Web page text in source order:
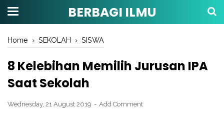
BERBAGI ILMU
Home › SEKOLAH › SISWA
8 Kelebihan Memilih Jurusan IPA
Saat Sekolah
Wednesday, 21 August 2019 Add Comment